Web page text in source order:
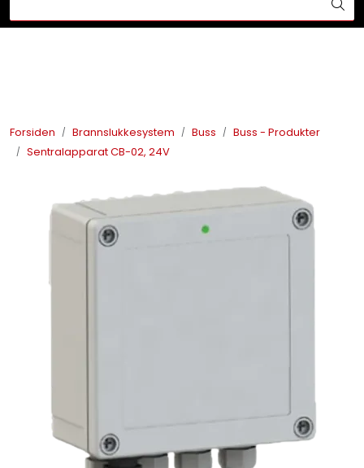
Forsiden Brannslukkesystem Buss
Buss - Produkter
Sentralapparat CB-02, 24V
Lysprodukter
Redningskammere
Maskinsikring
Bærekraft